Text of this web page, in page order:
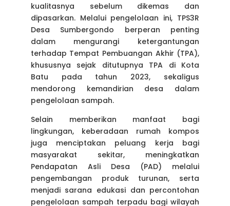
kualitasnya sebelum dikemas dan
dipasarkan. Melalui pengelolaan ini, TPS3R
Desa Sumbergondo berperan penting
dalam mengurangi ketergantungan
terhadap Tempat Pembuangan Akhir (TPA),
khususnya sejak ditutupnya TPA di Kota
Batu pada tahun 2023, sekaligus
mendorong kemandirian desa dalam
pengelolaan sampah.
Selain memberikan manfaat bagi
lingkungan, keberadaan rumah kompos
juga menciptakan peluang kerja bagi
masyarakat sekitar, meningkatkan
Pendapatan Asli Desa (PAD) melalui
pengembangan produk turunan, serta
menjadi sarana edukasi dan percontohan
pengelolaan sampah terpadu bagi wilayah